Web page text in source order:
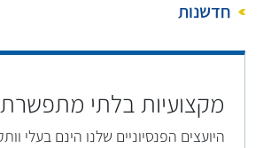
חדשנות
מקצועיות בלתי מתפשרת
היועצים הפנסיוניים שלנו הינם בעלי